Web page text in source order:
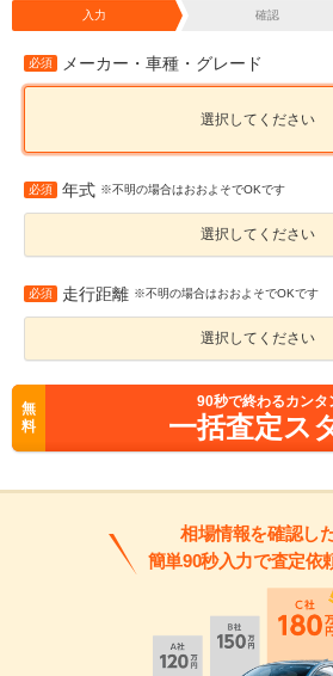
入力 確認
必須 メーカー・車種・グレード
選択してください
必須 年式 ※不明の場合はおおよそでOKです
選択してください
必須 走行距離 ※不明の場合はおおよそでOKです
選択してください
無
料
90秒で終わるカンタ
一括査定ス
相場情報を確認し
簡単90秒入力で査定依